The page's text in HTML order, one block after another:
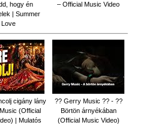
hogy én
| Summer
Love
– Official Music Video
cigány lány
(Official
| Mulatós
?? Gerry Music ?? - ??
Börtön árnyékában
(Official Music Video)